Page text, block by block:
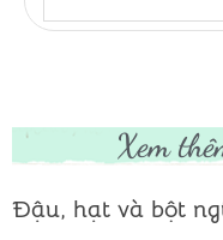
Xem
Đậu, hạt và bột